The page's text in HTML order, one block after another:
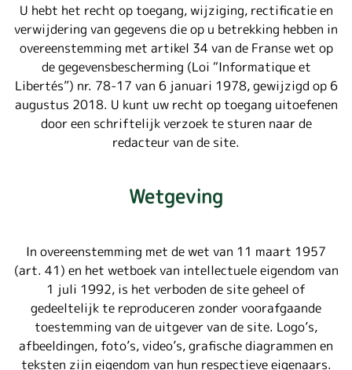
U hebt het recht op toegang, wijziging, rectificatie en
verwijdering van gegevens die op u betrekking hebben in
overeenstemming met artikel 34 van de Franse wet op
de gegevensbescherming (Loi “Informatique et
Libertés”) nr. 78-17 van 6 januari 1978, gewijzigd op 6
augustus 2018. U kunt uw recht op toegang uitoefenen
door een schriftelijk verzoek te sturen naar de
redacteur van de site.
Wetgeving
In overeenstemming met de wet van 11 maart 1957
(art. 41) en het wetboek van intellectuele eigendom van
1 juli 1992, is het verboden de site geheel of
gedeeltelijk te reproduceren zonder voorafgaande
toestemming van de uitgever van de site. Logo’s,
afbeeldingen, foto’s, video’s, grafische diagrammen en
teksten zijn eigendom van hun respectieve eigenaars.